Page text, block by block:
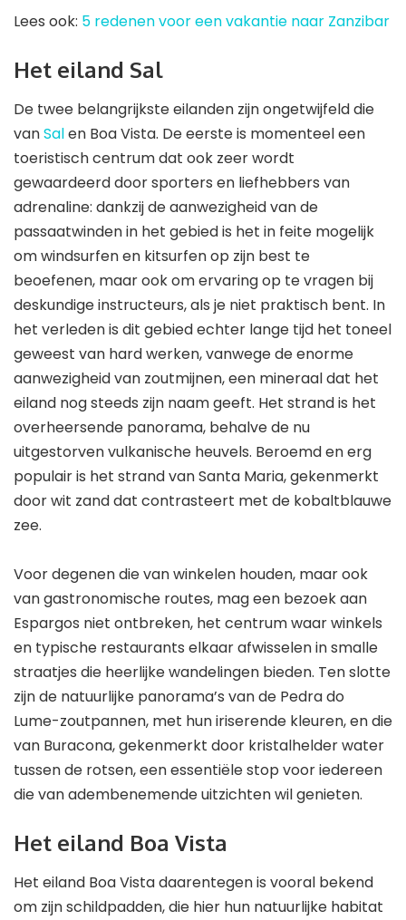
Lees ook: 5 redenen voor een vakantie naar Zanzibar
Het eiland Sal
De twee belangrijkste eilanden zijn ongetwijfeld die
vanSalen Boa Vista. De eerste is momenteel een
toeristisch centrum dat ook zeer wordt
gewaardeerd door sporters en liefhebbers van
adrenaline: dankzij de aanwezigheid van de
passaatwinden in het gebied is het in feite mogelijk
om windsurfen en kitsurfen op zijn best te
beoefenen, maar ook om ervaring op te vragen bij
deskundige instructeurs, als je niet praktisch bent. In
het verleden is dit gebied echter lange tijd het toneel
geweest van hard werken, vanwege de enorme
aanwezigheid van zoutmijnen, een mineraal dat het
eiland nog steeds zijn naam geeft. Het strand is het
overheersende panorama, behalve de nu
uitgestorven vulkanische heuvels. Beroemd en erg
populair is het strand van Santa Maria, gekenmerkt
door wit zand dat contrasteert met de kobaltblauwe
zee.
Voor degenen die van winkelen houden, maar ook
van gastronomische routes, mag een bezoek aan
Espargos niet ontbreken, het centrum waar winkels
en typische restaurants elkaar afwisselen in smalle
straatjes die heerlijke wandelingen bieden. Ten slotte
zijn de natuurlijke panorama’s van de Pedra do
Lume-zoutpannen, met hun iriserende kleuren, en die
van Buracona, gekenmerkt door kristalhelder water
tussen de rotsen, een essentiële stop voor iedereen
die van adembenemende uitzichten wil genieten.
Het eiland Boa Vista
Het eiland Boa Vista daarentegen is vooral bekend
om zijn schildpadden, die hier hun natuurlijke habitat